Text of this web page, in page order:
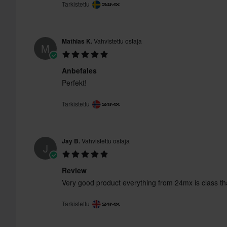
Tarkistettu
M Mathias K.Vahvistettu ostaja
Anbefales
Perfekt!
Tarkistettu
J Jay B.Vahvistettu ostaja
Review
Very good product everything from 24mx is class
Tarkistettu